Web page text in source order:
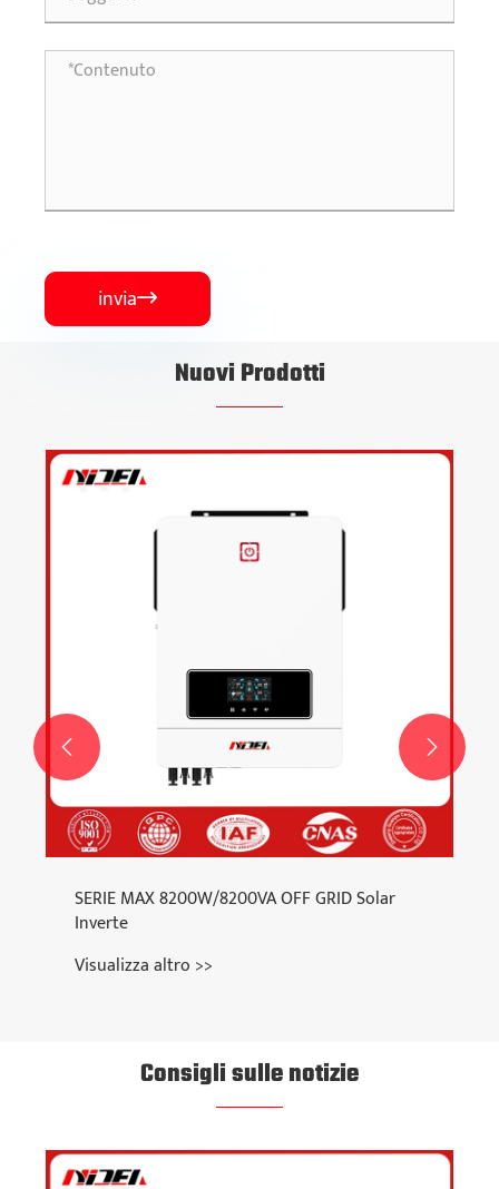
invia
Nuovi Prodotti
Schermo del segnale centrale basato su
microcomputer
 
Consigli sulle notizie